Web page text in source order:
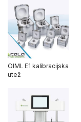
OIML E1 kalibracijska
utež